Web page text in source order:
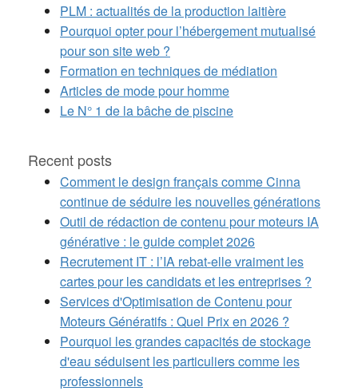
PLM : actualités de la production laitière
Pourquoi opter pour l’hébergement mutualisé
pour son site web ?
Formation en techniques de médiation
Articles de mode pour homme
Le N° 1 de la bâche de piscine
Recent posts
Comment le design français comme Cinna
continue de séduire les nouvelles générations
Outil de rédaction de contenu pour moteurs IA
générative : le guide complet 2026
Recrutement IT : l’IA rebat-elle vraiment les
cartes pour les candidats et les entreprises ?
Services d'Optimisation de Contenu pour
Moteurs Génératifs : Quel Prix en 2026 ?
Pourquoi les grandes capacités de stockage
d'eau séduisent les particuliers comme les
professionnels